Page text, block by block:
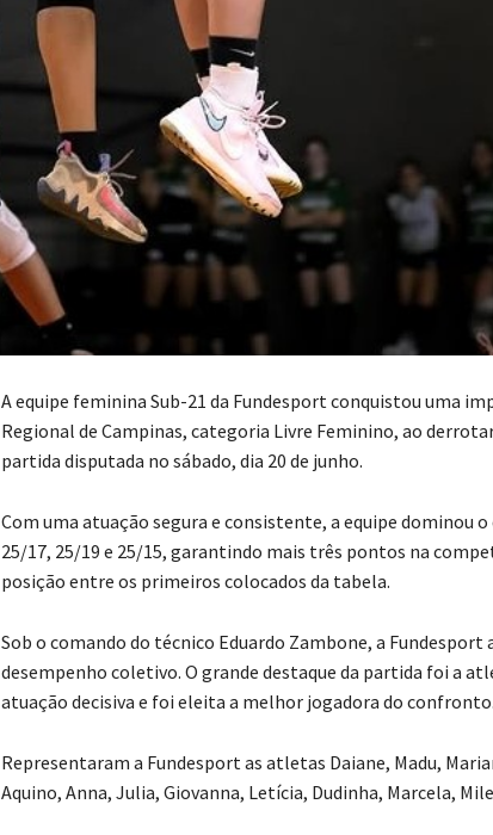
A equipe feminina Sub-21 da Fundesport conquistou uma
Regional de Campinas, categoria Livre Feminino, ao
partida disputada no sábado, dia 20 de junho.
Com uma atuação segura e consistente, a equipe dominou
25/17, 25/19 e 25/15, garantindo mais três pontos na
posição entre os primeiros colocados da tabela.
Sob o comando do técnico Eduardo Zambone, a
desempenho coletivo. O grande destaque da partida foi a
atuação decisiva e foi eleita a melhor jogadora do confronto.
Representaram a Fundesport as atletas Daiane, Madu,
Aquino, Anna, Julia, Giovanna, Letícia, Dudinha, Marcela,